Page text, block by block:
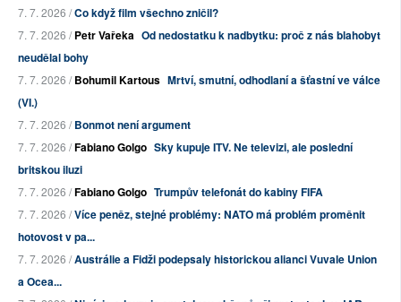
7. 7. 2026 /Co když film všechno zničil?
7. 7. 2026 /Petr Vařeka Od nedostatku k nadbytku: proč z nás blahobyt
neudělal bohy
7. 7. 2026 /Bohumil Kartous Mrtví, smutní, odhodlaní a šťastní ve válce
(VI.)
7. 7. 2026 /Bonmot není argument
7. 7. 2026 /Fabiano Golgo Sky kupuje ITV. Ne televizi, ale poslední
britskou iluzi
7. 7. 2026 /Fabiano Golgo Trumpův telefonát do kabiny FIFA
7. 7. 2026 /Více peněz, stejné problémy: NATO má problém proměnit
hotovost v pa...
7. 7. 2026 /Austrálie a Fidži podepsaly historickou alianci Vuvale Union
a Ocea...